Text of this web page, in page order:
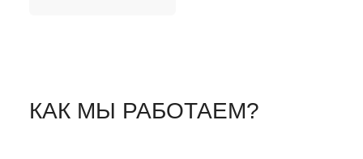
КАК МЫ РАБОТАЕМ?